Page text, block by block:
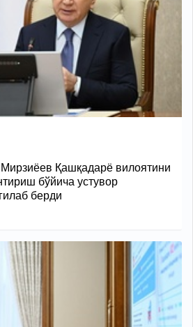
Қашқадарё вилоятини
бўйича устувор
берди